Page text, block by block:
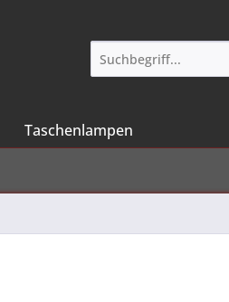
Taschenlampen